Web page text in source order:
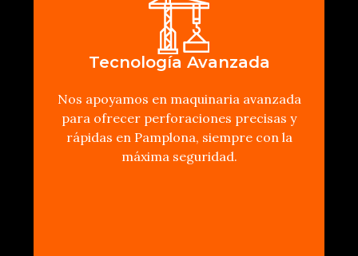
Tecnología Avanzada
Nos apoyamos en maquinaria avanzada
para ofrecer perforaciones precisas y
rápidas en Pamplona, siempre con la
máxima seguridad.